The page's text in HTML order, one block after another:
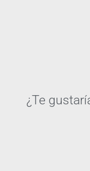
¿Te